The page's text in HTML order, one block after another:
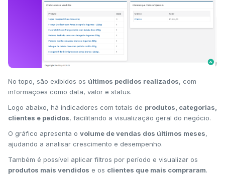
No topo, são exibidos os últimos pedidos realizados, com
informações como data, valor e status.
Logo abaixo, há indicadores com totais de produtos, categorias,
clientes e pedidos, facilitando a visualização geral do negócio.
O gráfico apresenta o volume de vendas dos últimos meses,
ajudando a analisar crescimento e desempenho.
Também é possível aplicar filtros por período e visualizar os
produtos mais vendidos e os clientes que mais compraram.